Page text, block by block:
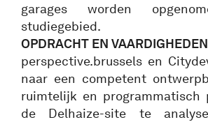
garages worden
studiegebied.
OPDRACHT EN VAARDIGHEDEN
perspective.brussels en
naar een competent
ruimtelijk en programmatisch
de Delhaize-site te